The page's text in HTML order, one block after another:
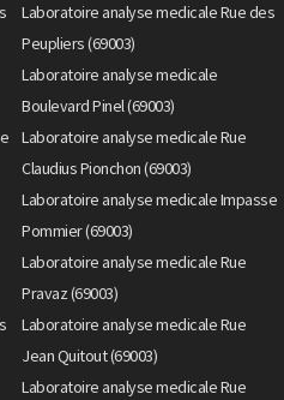
Laboratoire analyse medicale Rue des
Peupliers (69003)
Laboratoire analyse medicale
Boulevard Pinel (69003)
Laboratoire analyse medicale Rue
Claudius Pionchon (69003)
Laboratoire analyse medicale Impasse
Pommier (69003)
Laboratoire analyse medicale Rue
Pravaz (69003)
Laboratoire analyse medicale Rue
Jean Quitout (69003)
Laboratoire analyse medicale Rue